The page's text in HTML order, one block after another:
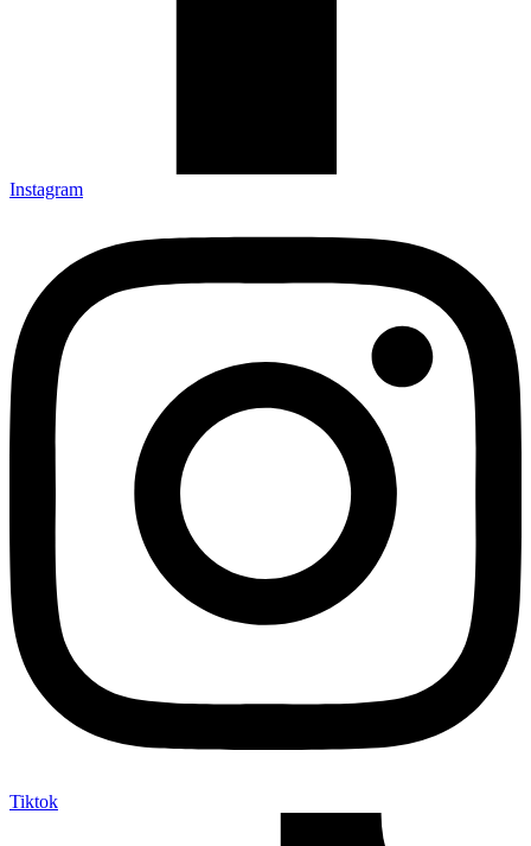
Instagram
Tiktok